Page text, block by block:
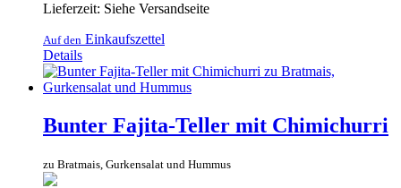
Lieferzeit: Siehe Versandseite
Auf den Einkaufszettel
Details
Bunter Fajita-Teller mit Chimichurri
zu Bratmais, Gurkensalat und Hummus